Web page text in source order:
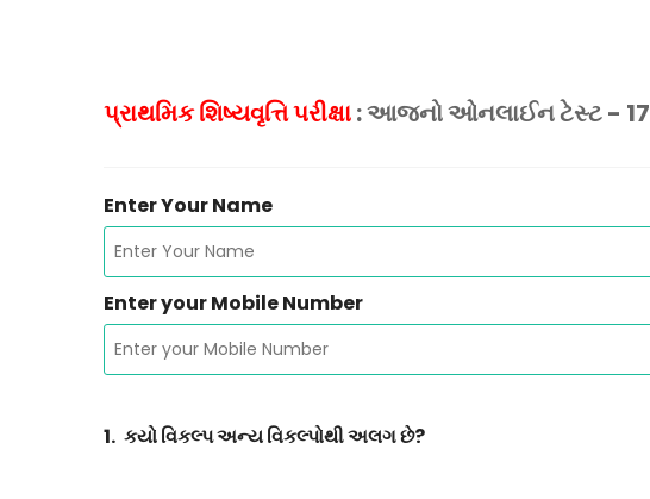
પ્રાથમિક શિષ્યવૃત્તિ પરીક્ષા: આજનો ઓનલાઈન ટેસ્ટ - 17
Enter Your Name
Enter your Mobile Number
1. કયો વિકલ્પ અન્ય વિકલ્પોથી અલગ છે?